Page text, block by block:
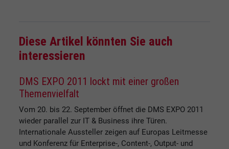
Diese Artikel könnten Sie auch
interessieren
DMS EXPO 2011 lockt mit einer großen
Themenvielfalt
Vom 20. bis 22. September öffnet die DMS EXPO 2011
wieder parallel zur IT & Business ihre Türen.
Internationale Aussteller zeigen auf Europas Leitmesse
und Konferenz für Enterprise-, Content-, Output- und